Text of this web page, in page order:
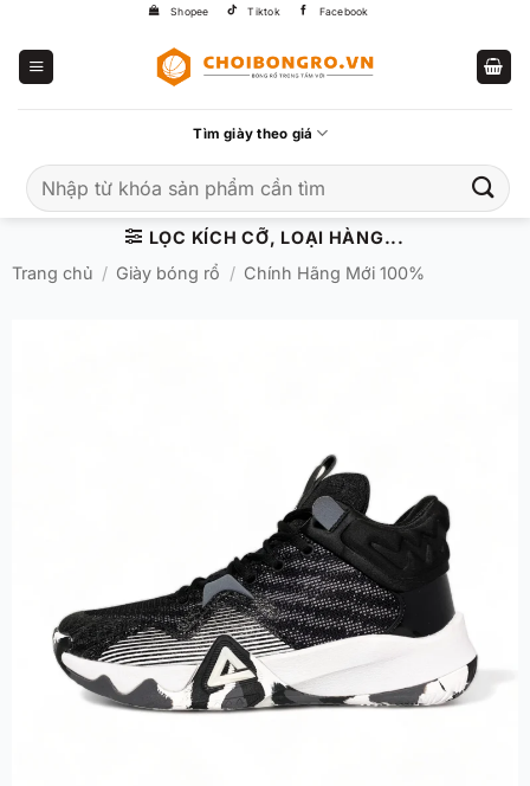
Shopee Tiktok Facebook
Tìm giày theo giá
kiếm:
LỌC KÍCH CỠ, LOẠI HÀNG...
Trang chủ / Giày bóng rổ / Chính Hãng Mới 100%